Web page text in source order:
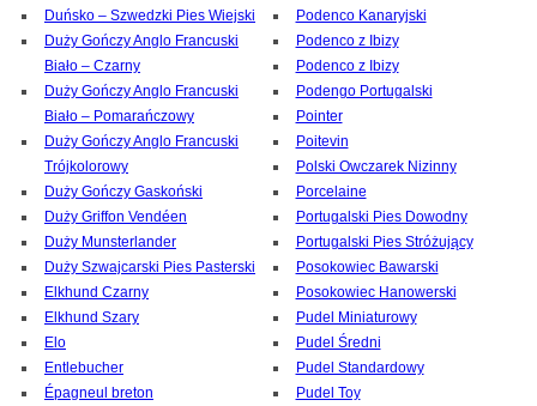
Duńsko – Szwedzki Pies Wiejski
Duży Gończy Anglo Francuski
Biało – Czarny
Duży Gończy Anglo Francuski
Biało – Pomarańczowy
Duży Gończy Anglo Francuski
Trójkolorowy
Duży Gończy Gaskoński
Duży Griffon Vendéen
Duży Munsterlander
Duży Szwajcarski Pies Pasterski
Elkhund Czarny
Elkhund Szary
Elo
Entlebucher
Épagneul breton
Podenco Kanaryjski
Podenco z Ibizy
Podenco z Ibizy
Podengo Portugalski
Pointer
Poitevin
Polski Owczarek Nizinny
Porcelaine
Portugalski Pies Dowodny
Portugalski Pies Stróżujący
Posokowiec Bawarski
Posokowiec Hanowerski
Pudel Miniaturowy
Pudel Średni
Pudel Standardowy
Pudel Toy